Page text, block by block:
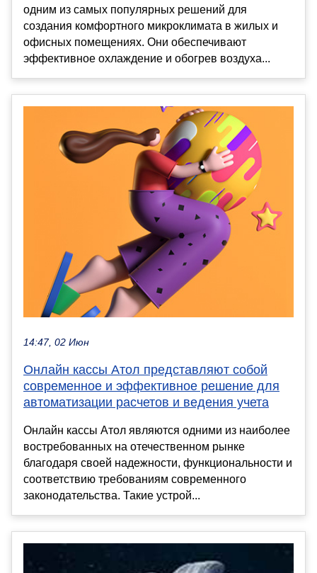
одним из самых популярных решений для
создания комфортного микроклимата в жилых и
офисных помещениях. Они обеспечивают
эффективное охлаждение и обогрев воздуха...
14:47, 02 Июн
Онлайн кассы Атол представляют собой
современное и эффективное решение для
автоматизации расчетов и ведения учета
Онлайн кассы Атол являются одними из наиболее
востребованных на отечественном рынке
благодаря своей надежности, функциональности и
соответствию требованиям современного
законодательства. Такие устрой...